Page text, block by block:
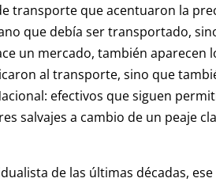
transporte que acentuaron la
que debía ser transportado,
un mercado, también aparecen
al transporte, sino que
efectivos que siguen
salvajes a cambio de un peaje
de las últimas décadas, ese